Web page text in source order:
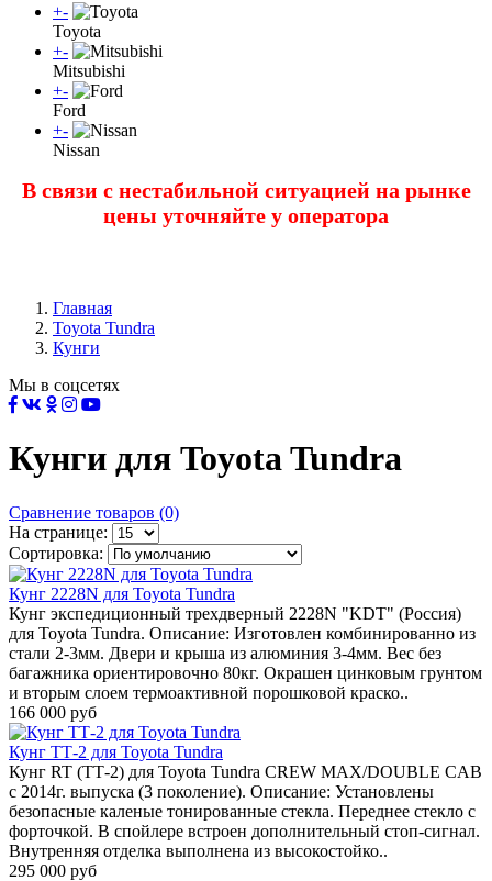
+-
Toyota
+-
Mitsubishi
+-
Ford
+-
Nissan
В связи с нестабильной ситуацией на рынке
цены уточняйте у оператора
Главная
Toyota Tundra
Кунги
Мы в соцсетях
Кунги для Toyota Tundra
Сравнение товаров (0)
На странице:
Сортировка:
Кунг 2228N для Toyota Tundra
Кунг экспедиционный трехдверный 2228N "KDT" (Россия)
для Toyota Tundra. Описание: Изготовлен комбинированно из
стали 2-3мм. Двери и крыша из алюминия 3-4мм. Вес без
багажника ориентировочно 80кг. Окрашен цинковым грунтом
и вторым слоем термоактивной порошковой краско..
166 000 руб
Кунг TТ-2 для Toyota Tundra
Кунг RT (TТ-2) для Toyota Tundra CREW MAX/DOUBLE CAB
с 2014г. выпуска (3 поколение). Описание: Установлены
безопасные каленые тонированные стекла. Переднее стекло с
форточкой. В спойлере встроен дополнительный стоп-сигнал.
Внутренняя отделка выполнена из высокостойко..
295 000 руб